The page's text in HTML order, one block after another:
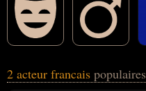
personnalités (de sexe
2 acteur francais populaires